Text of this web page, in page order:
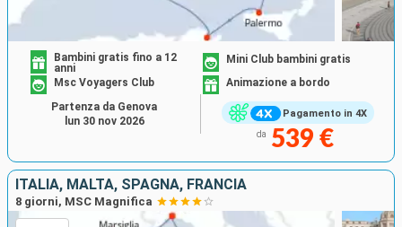
Pagamento in 4X
Bambini gratis fino a 12
anni
Mini Club bambini gratis
Msc Voyagers Club
Animazione a bordo
da 539 €
Partenza da Genova
lun 30 nov 2026
ITALIA, MALTA, SPAGNA, FRANCIA
8 giorni, MSC Magnifica